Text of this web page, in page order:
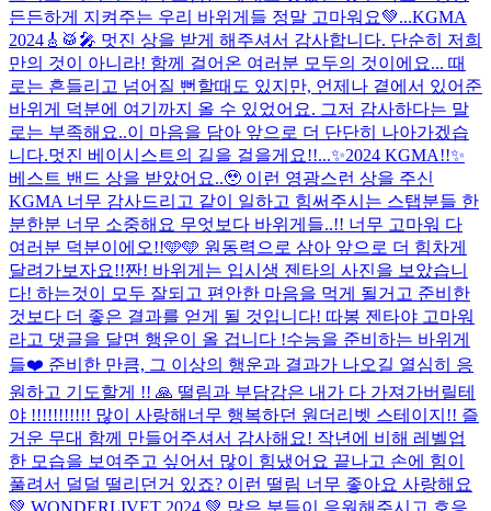
든든하게 지켜주는 우리 바위게들 정말 고마워요💚...KGMA
2024🎸🥁🎤 멋진 상을 받게 해주셔서 감사합니다. 단순히 저희
만의 것이 아니라! 함께 걸어온 여러분 모두의 것이에요... 때
로는 흔들리고 넘어질 뻔할때도 있지만, 언제나 곁에서 있어준
바위게 덕분에 여기까지 올 수 있었어요. 그저 감사하다는 말
로는 부족해요..이 마음을 담아 앞으로 더 단단히 나아가겠습
니다.멋진 베이시스트의 길을 걸을게요!!...✨2024 KGMA!!✨
베스트 밴드 상을 받았어요..🥹 이런 영광스런 상을 주신
KGMA 너무 감사드리고 같이 일하고 힘써주시는 스탭분들 한
분한분 너무 소중해요 무엇보다 바위게들..!! 너무 고마워 다
여러분 덕분이에오!!🩵🩵 원동력으로 삼아 앞으로 더 힘차게
달려가보자요!!짠! 바위게는 입시생 젠타의 사진을 보았습니
다! 하는것이 모두 잘되고 편안한 마음을 먹게 될거고 준비한
것보다 더 좋은 결과를 얻게 될 것입니다! 따봉 젠타야 고마워
라고 댓글을 달면 행운이 올 겁니다 !수능을 준비하는 바위게
들❤️ 준비한 만큼, 그 이상의 행운과 결과가 나오길 열심히 응
원하고 기도할게 !! 🙏 떨림과 부담감은 내가 다 가져가버릴테
야 !!!!!!!!!!! 많이 사랑해 너무 행복하던 원더리벳 스테이지!! 즐
거운 무대 함께 만들어주셔서 감사해요! 작년에 비해 레벨업
한 모습을 보여주고 싶어서 많이 힘냈어요 끝나고 손에 힘이
풀려서 덜덜 떨리던거 있죠? 이런 떨림 너무 좋아요 사랑해요
💚 WONDERLIVET 2024 💚 많은 분들이 응원해주시고 호응